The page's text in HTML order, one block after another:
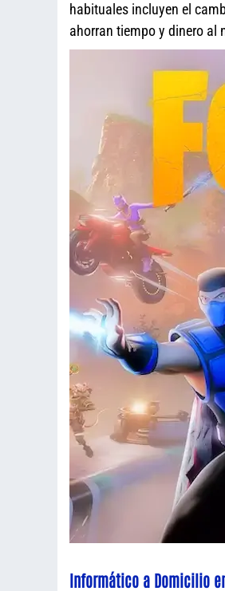
habituales incluyen el
ahorran tiempo y dinero al
Informático a Domicilio